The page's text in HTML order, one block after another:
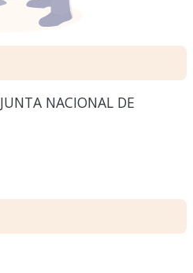
JUNTA NACIONAL DE